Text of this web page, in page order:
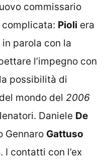
commissario
Pioli era
in parola con la
l’impegno con
possibilità di
mondo del 2006
Daniele De
Gennaro Gattuso
contatti con l’ex